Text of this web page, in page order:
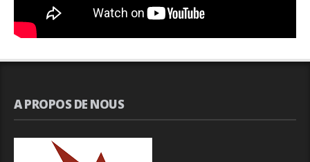
A PROPOS DE NOUS